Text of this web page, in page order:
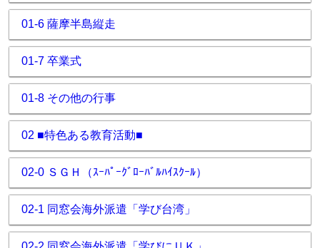
01-6 薩摩半島縦走
01-7 卒業式
01-8 その他の行事
02 ■特色ある教育活動■
02-0 ＳＧＨ（ｽｰﾊﾟｰｸﾞﾛｰﾊﾞﾙﾊｲｽｸｰﾙ）
02-1 同窓会海外派遣「学び台湾」